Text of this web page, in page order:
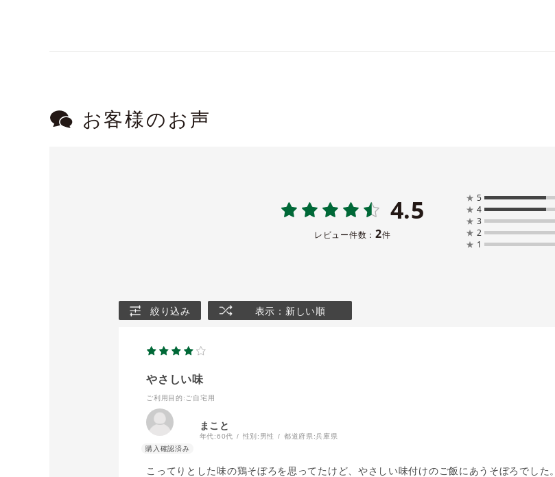
お客様のお声
4.5
レビュー件数： 2件
★ 5
★ 4
★ 3
★ 2
★ 1
絞り込み 表示：新しい順
やさしい味
ご利用目的 :ご自宅用
まこと
年代:60代 性別: 男性 都道府県:兵庫県
こってりとした味の鶏そぼろを思ってたけど、やさしい味付けのご飯にあうそぼろでした。